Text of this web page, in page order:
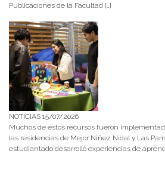
Publicaciones de la Facultad […]
NOTICIAS 15/07/2026
Muchos de estos recursos fueron
las residencias de Mejor Niñez Nidal y Las
estudiantado desarrolló experiencias de